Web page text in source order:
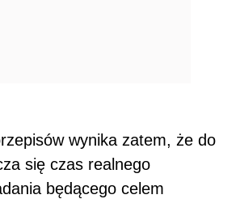
wynika zatem, że do
się czas realnego
będącego celem